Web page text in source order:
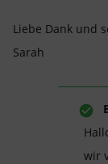
Liebe Dank und
Sarah
wir